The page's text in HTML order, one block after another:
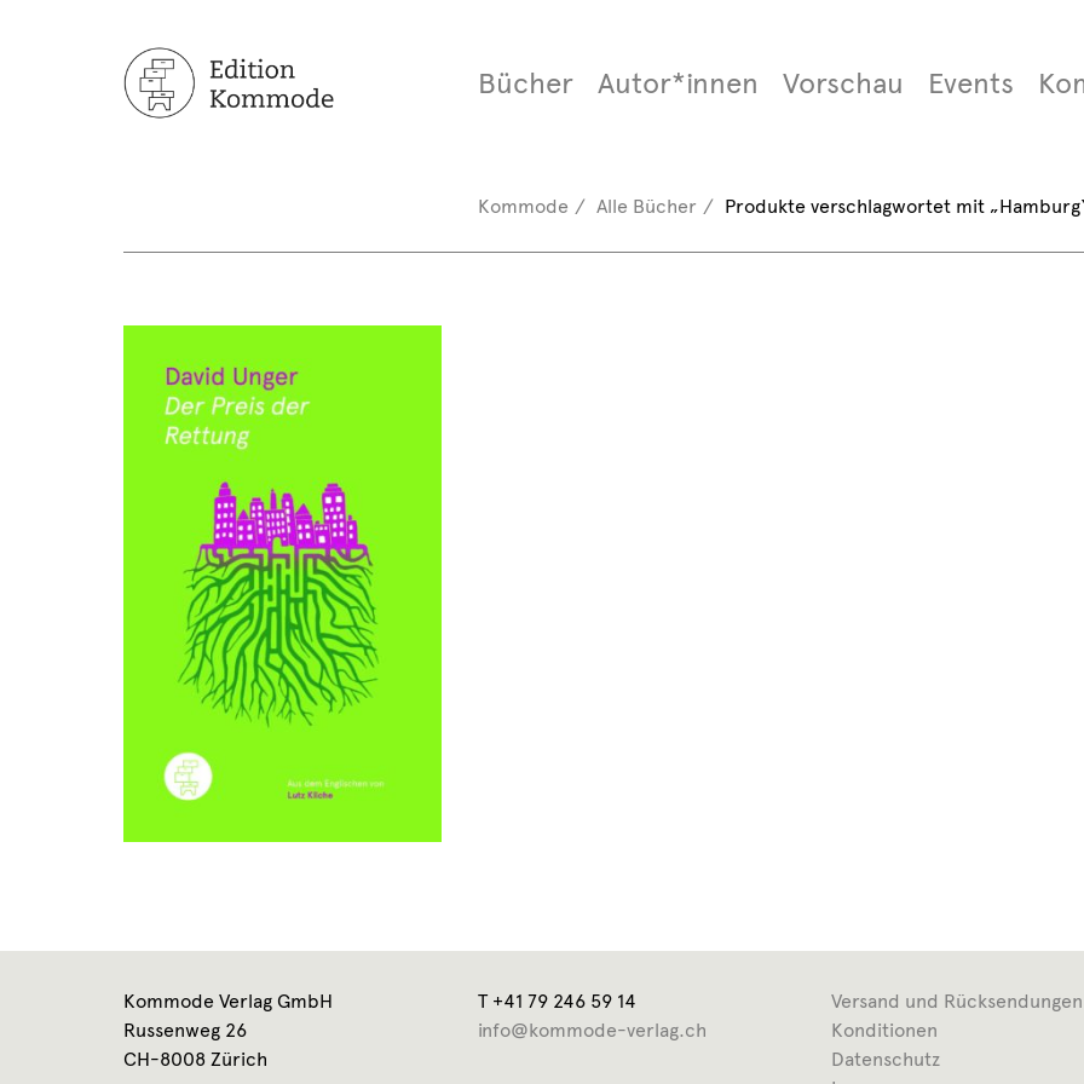
Bücher Autor*innen Vorschau Events
Kommode Alle Bücher Produkte verschlagwortet mit
Kommode Verlag GmbH
Russenweg 26
CH-8008 Zürich
T +41 79 246 59 14
info@kommode-verlag.ch
Versand und Rücksendungen
Konditionen
Datenschutz